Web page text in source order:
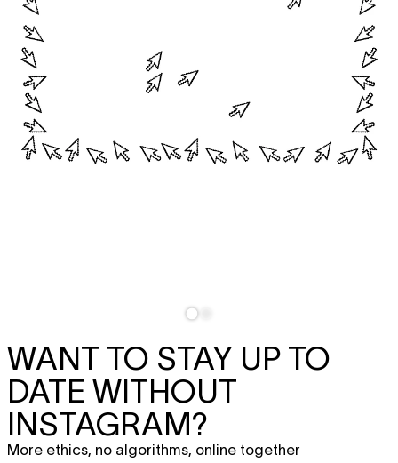
WANT TO STAY UP TO
DATE WITHOUT
INSTAGRAM?
More ethics, no algorithms, online together